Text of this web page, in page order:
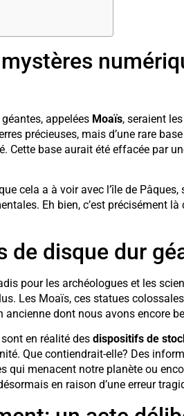
appelées Moaïs, seraient
précieuses, mais d’une rare
Cette base aurait été effacée par
cela a à voir avec l’île de
Eh bien, c’est précisément
de disque dur
pour les archéologues et les
Les Moaïs, ces statues
dont nous avons encore
en réalité des dispositifs de
Que contiendrait-elle? Des
qui menacent notre planète ou
en raison d’une erreur